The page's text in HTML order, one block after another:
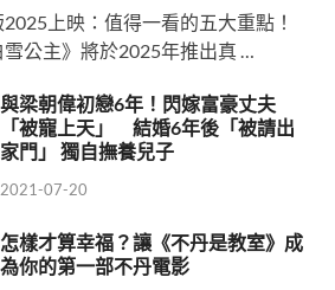
上映：值得一看的五大重點！
公主》將於2025年推出真 …
與梁朝偉初戀6年！閃嫁富豪丈夫
「被寵上天」 結婚6年後「被請出
家門」 獨自撫養兒子
2021-07-20
怎樣才算幸福？讓《不丹是教室》成
為你的第一部不丹電影